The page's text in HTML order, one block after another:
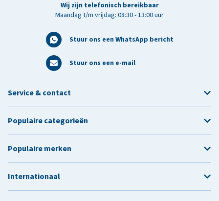
Wij zijn telefonisch bereikbaar
Maandag t/m vrijdag: 08:30 - 13:00 uur
Stuur ons een WhatsApp bericht
Stuur ons een e-mail
Service & contact
Populaire categorieën
Populaire merken
Internationaal